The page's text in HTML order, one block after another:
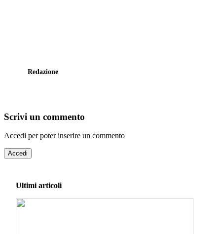
Redazione
Scrivi un commento
Accedi per poter inserire un commento
Accedi
Ultimi articoli